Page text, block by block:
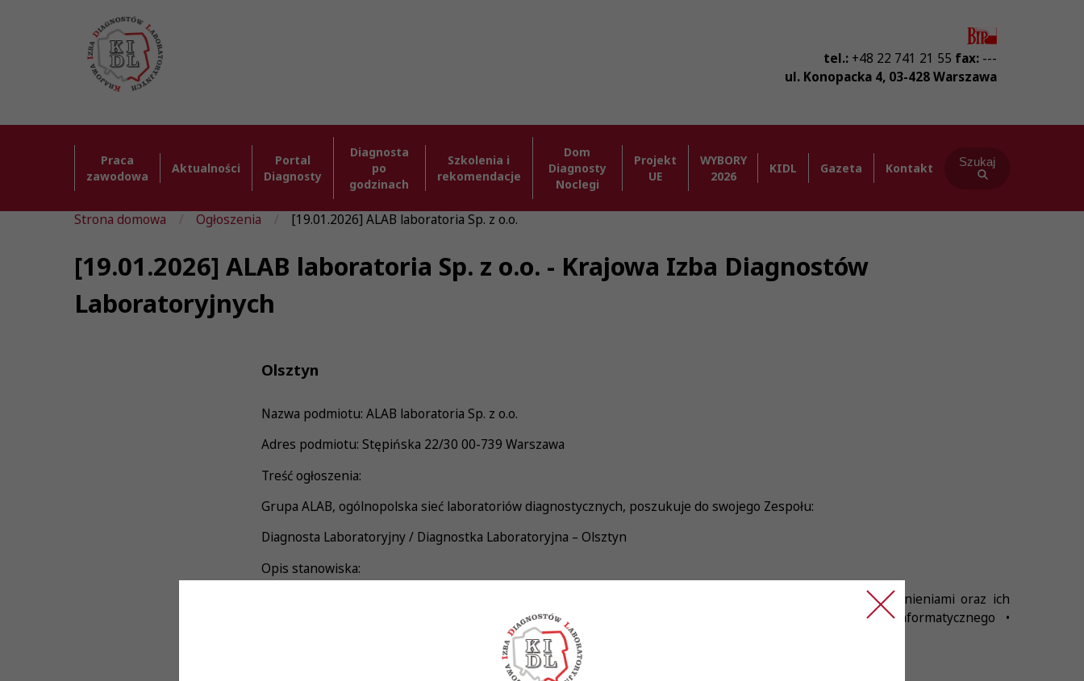
tel.: +48 22 741 21 55 fax: ---
ul. Konopacka 4, 03-428Warszawa
Praca
zawodowa
Aktualności
Portal
Diagnosty
Diagnosta
po
godzinach
Szkolenia i
rekomendacje
Dom
Diagnosty
Noclegi
Projekt
UE
WYBORY
2026
KIDL Gazeta Kontakt Szukaj
Strona domowa Ogłoszenia [19.01.2026] ALAB laboratoria Sp. z o.o.
[19.01.2026] ALAB laboratoria Sp. z o.o. - Krajowa Izba Diagnostów
Laboratoryjnych
Olsztyn
Nazwa podmiotu: ALAB laboratoria Sp. z o.o.
Adres podmiotu: Stępińska 22/30 00-739 Warszawa
Treść ogłoszenia:
Grupa ALAB, ogólnopolska sieć laboratoriów diagnostycznych, poszukuje do swojego Zespołu:
Diagnosta Laboratoryjny / Diagnostka Laboratoryjna – Olsztyn
Opis stanowiska:
• wykonywanie badań laboratoryjnych z zakresu diagnostyki laboratoryjnej zgodnie z uzyskanymi uprawnieniami oraz ich
autoryzacja • obsługa aparatury i systemów laboratoryjnych • obsługa laboratoryjnego systemu informatycznego •
prowadzenie i nadzór nad dokumentacją laboratoryjną